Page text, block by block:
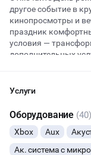
другое событие в
кинопросмотры и
праздник
условия —
дополнительных
Услуги
Оборудование (40)
Xbox Aux
Ак. система с
ВЕЧЕРИНКИ
ДЕНЬ
СВАДЬБЫ
Начало